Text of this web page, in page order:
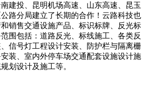
建投、昆明机场高速、山东高速、昆玉
路分局建立了长期的合作！云路科技也
销售交通设施产品、标识标牌、反光标
围包括：道路反光、标线施工、各类反
信号灯工程设计安装、防护栏与隔离栅
装、室内外停车场交通配套设施设计施
划设计及施工等。